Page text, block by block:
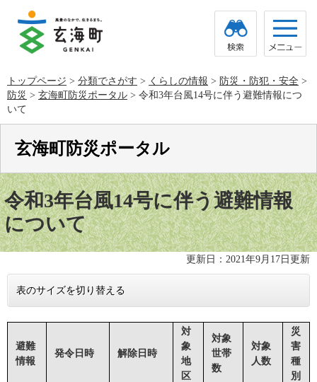
で
す。
ば
し
て
トップページ > 分類でさがす > くらしの情報 > 防災・防犯・安全 >
防災 > 玄海町防災ポータル > 令和3年台風14号に伴う避難情報につ
いて
玄海町防災ポータル
本
文令和3年台風14号に伴う避難情報
について
更新日：2021年9月17日更新
表のサイズを切り替える
避難
情報
発令日時 解除日時
対
象
地
区
対象
世帯
数
対象
人数
災
害
種
別